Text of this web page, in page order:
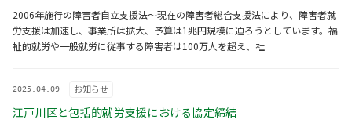
2006年施行の障害者自立支援法～現在の障害者総合支援法により、障害者就
労支援は加速し、事業所は拡大、予算は1兆円規模に迫ろうとしています。福
祉的就労や一般就労に従事する障害者は100万人を超え、社
2025.04.09 お知らせ
江戸川区と包括的就労支援における協定締結